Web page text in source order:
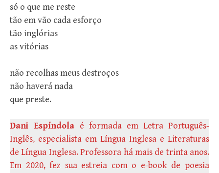
só o que me reste
tão em vão cada esforço
tão inglórias
as vitórias
não recolhas meus destroços
não haverá nada
que preste.
Dani Espíndola é formada em Letra Português-
Inglês, especialista em Língua Inglesa e Literaturas
de Língua Inglesa. Professora há mais de trinta anos.
Em 2020, fez sua estreia com o e-book de poesia